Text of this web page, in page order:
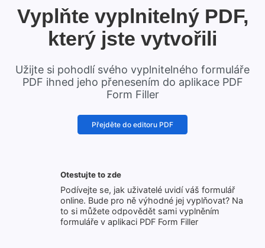
Vyplňte vyplnitelný PDF,
který jste vytvořili
Užijte si pohodlí svého vyplnitelného formuláře
PDF ihned jeho přenesením do aplikace PDF
Form Filler
Přejděte do editoru PDF
Otestujte to zde
Podívejte se, jak uživatelé uvidí váš formulář
online. Bude pro ně výhodné jej vyplňovat? Na
to si můžete odpovědět sami vyplněním
formuláře v aplikaci PDF Form Filler